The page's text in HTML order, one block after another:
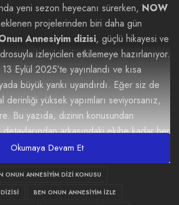
yeni sezon heyecanı sürerken, NOW
projelerinden biri daha gün
Annesiyim dizisi, güçlü hikayesi ve
izleyicileri etkilemeye hazırlanıyor.
13 Eylül 2025’te yayınlandı ve kısa
büyük yankı uyandırdı. Eğer siz de
yüksek yapımları seviyorsanız,
Bu yazıda, dizinin konusundan
detaylarından arkasındaki ekibe kadar her
de en güncel haberlerle.
bir parçası haline geldi. Özellikle anne-
alan hikayeler, izleyicilerde derin
Okumaya Devam Et
ONUN ANNESIYIM DIZI KONUSU
BEN ONUN ANNESIYIM İZLE